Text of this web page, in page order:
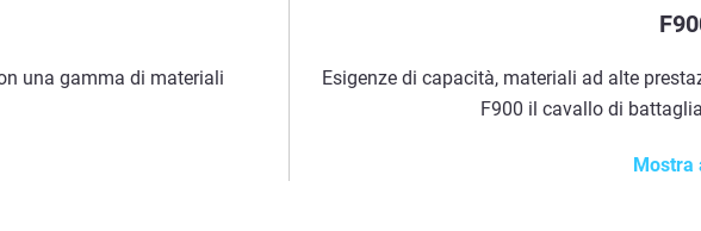
una gamma di materiali
Esigenze di capacità, materiali ad alte
F900 il cavallo di
Mostra